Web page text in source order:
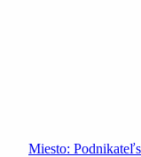
Miesto: